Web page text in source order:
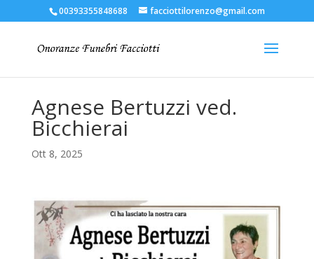
00393355848688 facciottilorenzo@gmail.com
Agnese Bertuzzi ved.
Bicchierai
Ott 8, 2025